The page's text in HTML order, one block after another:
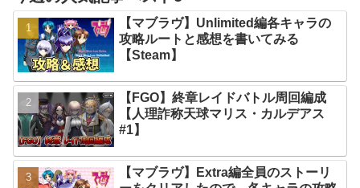
【マブラヴ】Unlimited編各キャラの
攻略ルートと感想を書いてみる
【Steam】
【FGO】終章レイドバトル周回編成
【人理詐称天球マリス・カルデアス
#1】
【マブラヴ】Extra編全員のストーリ